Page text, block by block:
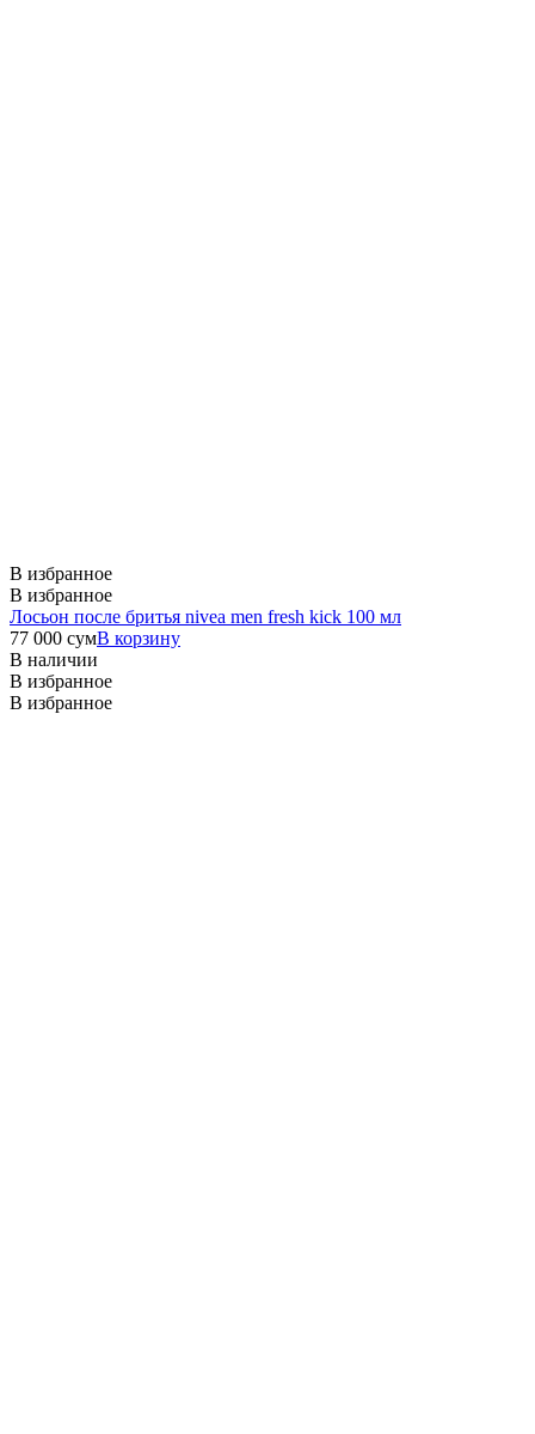
В избранное
В избранное
Лосьон после бритья nivea men fresh kick 100 мл
77 000 сумВ корзину
В наличии
В избранное
В избранное